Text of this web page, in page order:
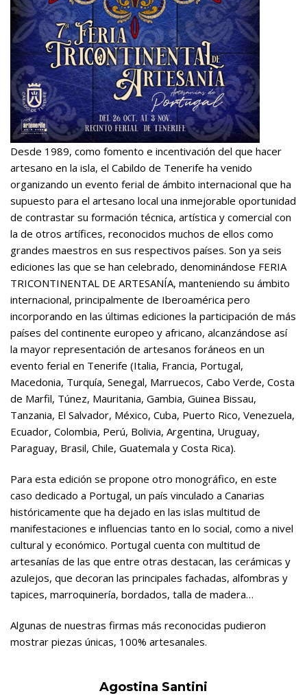
Desde 1989, como fomento e incentivación del que hacer
artesano en la isla, el Cabildo de Tenerife ha venido
organizando un evento ferial de ámbito internacional que ha
supuesto para el artesano local una inmejorable oportunidad
de contrastar su formación técnica, artística y comercial con
la de otros artífices, reconocidos muchos de ellos como
grandes maestros en sus respectivos países. Son ya seis
ediciones las que se han celebrado, denominándose FERIA
TRICONTINENTAL DE ARTESANÍA, manteniendo su ámbito
internacional, principalmente de Iberoamérica pero
incorporando en las últimas ediciones la participación de más
países del continente europeo y africano, alcanzándose así
la mayor representación de artesanos foráneos en un
evento ferial en Tenerife (Italia, Francia, Portugal,
Macedonia, Turquía, Senegal, Marruecos, Cabo Verde, Costa
de Marfil, Túnez, Mauritania, Gambia, Guinea Bissau,
Tanzania, El Salvador, México, Cuba, Puerto Rico, Venezuela,
Ecuador, Colombia, Perú, Bolivia, Argentina, Uruguay,
Paraguay, Brasil, Chile, Guatemala y Costa Rica).
Para esta edición se propone otro monográfico, en este
caso dedicado a Portugal, un país vinculado a Canarias
históricamente que ha dejado en las islas multitud de
manifestaciones e influencias tanto en lo social, como a nivel
cultural y económico. Portugal cuenta con multitud de
artesanías de las que entre otras destacan, las cerámicas y
azulejos, que decoran las principales fachadas, alfombras y
tapices, marroquinería, bordados, talla de madera…
Algunas de nuestras firmas más reconocidas pudieron
mostrar piezas únicas, 100% artesanales.
Agostina Santini